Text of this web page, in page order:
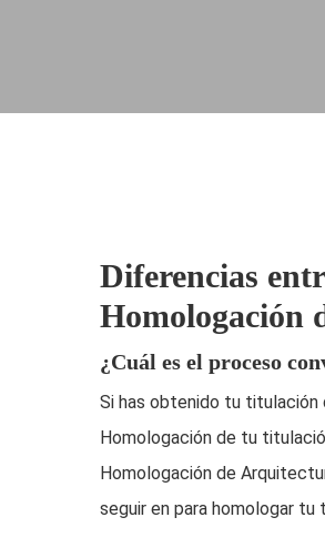
Diferencias
Homologación
¿Cuál es el proceso
Si has obtenido tu titulación
Homologación de tu
Homologación de
seguir en para homologar